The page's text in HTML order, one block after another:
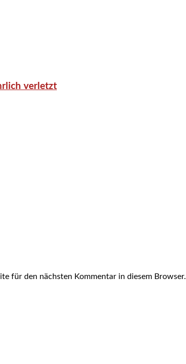
verletzt
für den nächsten Kommentar in diesem Browser.